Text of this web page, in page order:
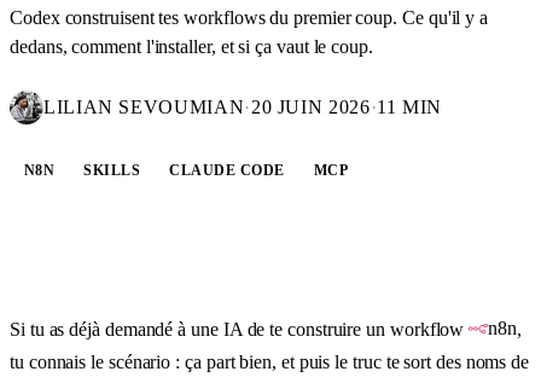
Codex construisent tes workflows du premier coup. Ce qu'il y a
dedans, comment l'installer, et si ça vaut le coup.
LILIAN SEVOUMIAN·20 JUIN 2026·11 MIN
N8N SKILLS CLAUDE CODE MCP
Si tu as déjà demandé à une IA de te construire un workflow n8n,
tu connais le scénario : ça part bien, et puis le truc te sort des noms de